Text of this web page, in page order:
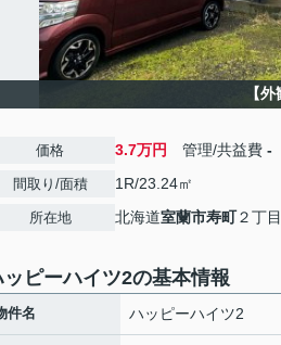
【外
価格 3.7万円 管理/共益費 -
間取り/面積 1R/23.24㎡
所在地 北海道室蘭市寿町２丁目
ッピーハイツ2の基本情報
件名 ハッピーハイツ2